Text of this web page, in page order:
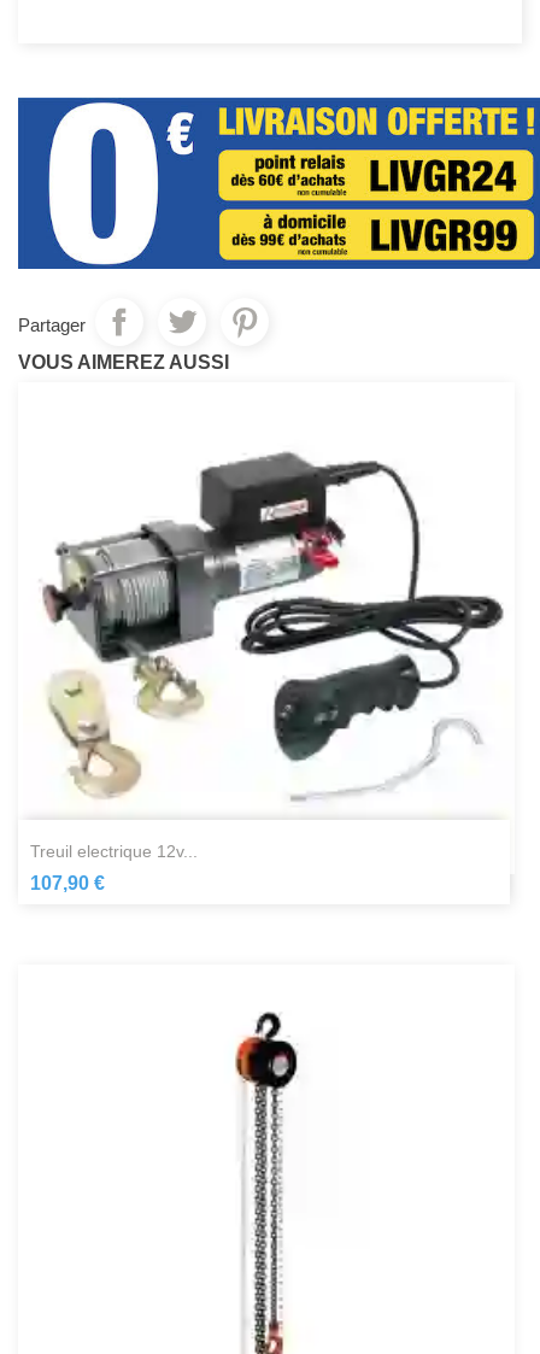
Partager
VOUS AIMEREZ AUSSI
treuil electrique 12v...
107,90 €